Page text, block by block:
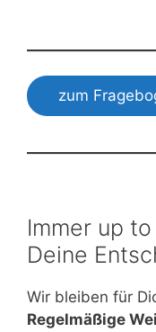
zum
Immer up
Deine
Wir bleiben für
Regelmäßige